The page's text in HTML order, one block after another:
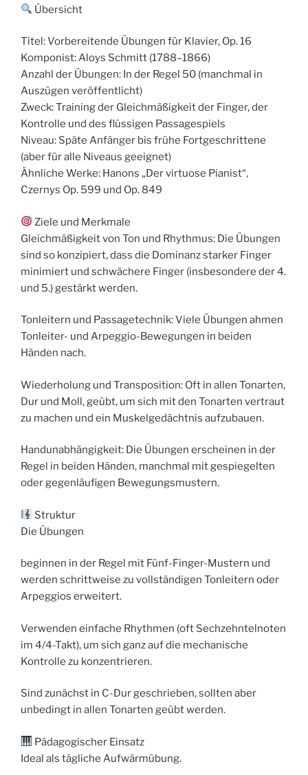
Übersicht
Titel: Vorbereitende Übungen für Klavier, Op. 16
Komponist: Aloys Schmitt (1788–1866)
Anzahl der Übungen: In der Regel 50 (manchmal in
Auszügen veröffentlicht)
Zweck: Training der Gleichmäßigkeit der Finger, der
Kontrolle und des flüssigen Passagespiels
Niveau: Späte Anfänger bis frühe Fortgeschrittene
(aber für alle Niveaus geeignet)
Ähnliche Werke: Hanons „Der virtuose Pianist“,
Czernys Op. 599 und Op. 849
Ziele und Merkmale
Gleichmäßigkeit von Ton und Rhythmus: Die Übungen
sind so konzipiert, dass die Dominanz starker Finger
minimiert und schwächere Finger (insbesondere der 4.
und 5.) gestärkt werden.
Tonleitern und Passagetechnik: Viele Übungen ahmen
Tonleiter- und Arpeggio-Bewegungen in beiden
Händen nach.
Wiederholung und Transposition: Oft in allen Tonarten,
Dur und Moll, geübt, um sich mit den Tonarten vertraut
zu machen und ein Muskelgedächtnis aufzubauen.
Handunabhängigkeit: Die Übungen erscheinen in der
Regel in beiden Händen, manchmal mit gespiegelten
oder gegenläufigen Bewegungsmustern.
Struktur
Die Übungen
beginnen in der Regel mit Fünf-Finger-Mustern und
werden schrittweise zu vollständigen Tonleitern oder
Arpeggios erweitert.
Verwenden einfache Rhythmen (oft Sechzehntelnoten
im 4/4-Takt), um sich ganz auf die mechanische
Kontrolle zu konzentrieren.
Sind zunächst in C-Dur geschrieben, sollten aber
unbedingt in allen Tonarten geübt werden.
Pädagogischer Einsatz
Ideal als tägliche Aufwärmübung.